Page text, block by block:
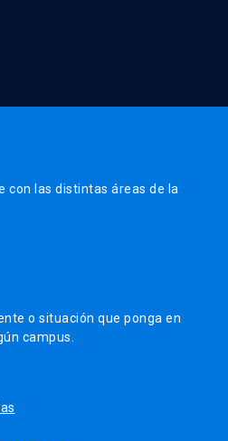
con las distintas áreas de la
o situación que ponga en
campus.